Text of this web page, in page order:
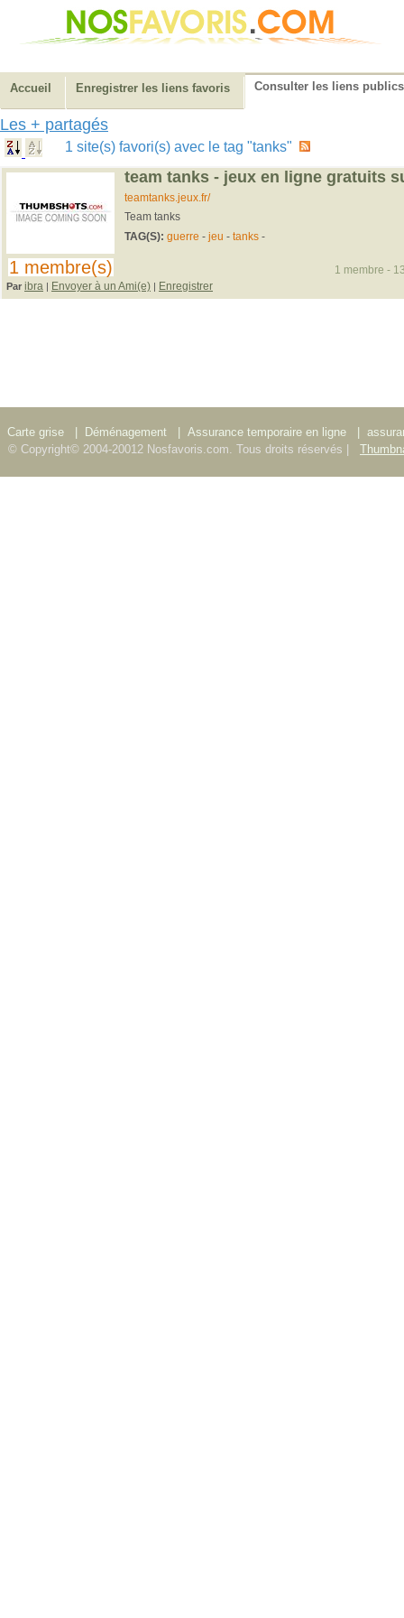
Accueil Enregistrer les liens favoris Consulter les liens publics
Les + partagés
1 site(s) favori(s) avec le tag "tanks"
1 membre(s)
team tanks - jeux en ligne gratuits
teamtanks.jeux.fr/
Team tanks
TAG(S): guerre - jeu - tanks-
Par ibra | Envoyer à un Ami(e) | Enregistrer
1 membre -
Carte grise Déménagement Assurance temporaire en ligne
© Copyright© 2004-20012 Nosfavoris.com. Tous droits réservés |